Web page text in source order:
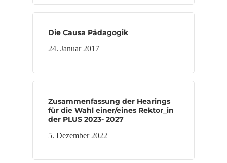
Die Causa Pädagogik
24. Januar 2017
Zusammenfassung der Hearings
für die Wahl einer/eines Rektor_in
der PLUS 2023- 2027
5. Dezember 2022